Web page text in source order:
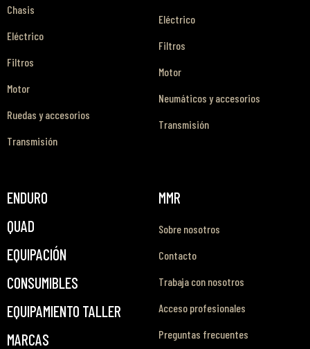
Chasis
Eléctrico
Filtros
Motor
Ruedas y accesorios
Transmisión
Eléctrico
Filtros
Motor
Neumáticos y accesorios
Transmisión
ENDURO
QUAD
EQUIPACIÓN
CONSUMIBLES
EQUIPAMIENTO TALLER
MARCAS
MMR
Sobre nosotros
Contacto
Trabaja con nosotros
Acceso profesionales
Preguntas frecuentes